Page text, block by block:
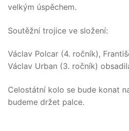
velkým úspěchem.
Soutěžní trojice ve složení:
Václav Polcar (4. ročník),
Václav Urban (3. ročník)
Celostátní kolo se bude konat
budeme držet palce.